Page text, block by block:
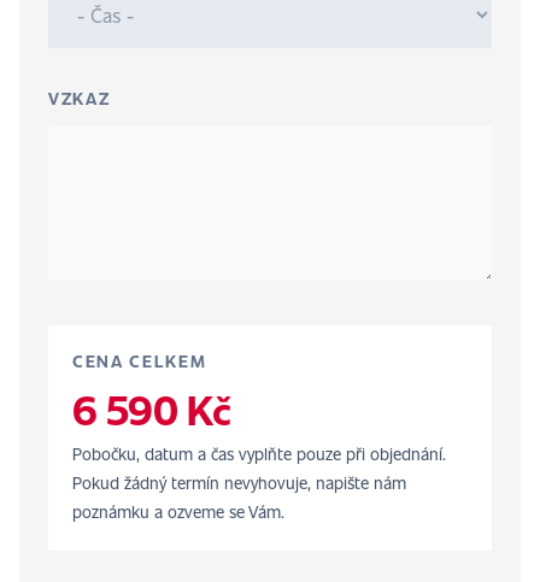
VZKAZ
CENA CELKEM
6 590 Kč
Pobočku, datum a čas vyplňte pouze při objednání.
Pokud žádný termín nevyhovuje, napište nám
poznámku a ozveme se Vám.